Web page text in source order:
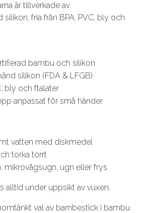
är tillverkade av
fria från BPA, PVC, bly och
bambu och silikon
silikon (FDA & LFGB)
bly och ftalater
anpassat för små händer
vatten med diskmedel
torka torrt
mikrovågsugn, ugn eller frys
alltid under uppsikt av vuxen.
val av barnbestick i bambu